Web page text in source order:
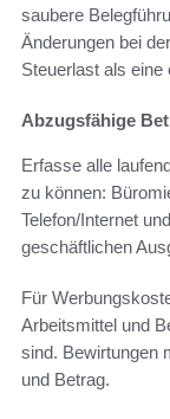
saubere
Änderungen bei
Steuerlast als eine
Abzugsfähige
Erfasse alle
zu können:
Telefon/Internet
geschäftlichen
Für
Arbeitsmittel und
sind. Bewirtungen
und Betrag.